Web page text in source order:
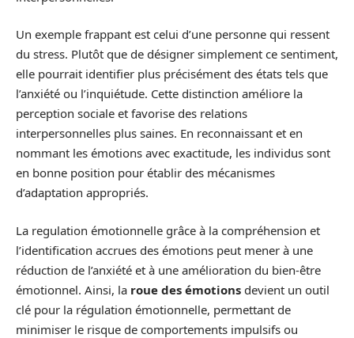
Un exemple frappant est celui d’une personne qui ressent
du stress. Plutôt que de désigner simplement ce sentiment,
elle pourrait identifier plus précisément des états tels que
l’anxiété ou l’inquiétude. Cette distinction améliore la
perception sociale et favorise des relations
interpersonnelles plus saines. En reconnaissant et en
nommant les émotions avec exactitude, les individus sont
en bonne position pour établir des mécanismes
d’adaptation appropriés.
La regulation émotionnelle grâce à la compréhension et
l’identification accrues des émotions peut mener à une
réduction de l’anxiété et à une amélioration du bien-être
émotionnel. Ainsi, la roue des émotions devient un outil
clé pour la régulation émotionnelle, permettant de
minimiser le risque de comportements impulsifs ou